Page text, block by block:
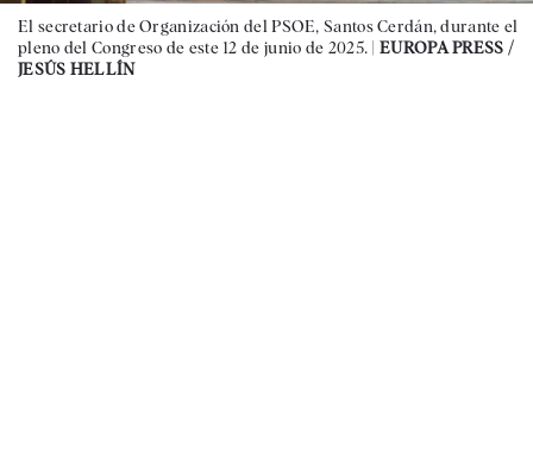
El secretario de Organización del PSOE, Santos Cerdán, durante el
pleno del Congreso de este 12 de junio de 2025. | EUROPA PRESS /
JESÚS HELLÍN